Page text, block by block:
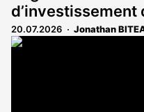
d’investissement
20.07.2026 Jonathan